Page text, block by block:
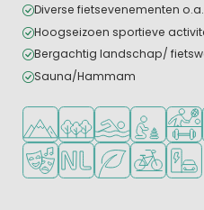
Diverse fietsevenementen
Hoogseizoen sportieve
Bergachtig landschap/
Sauna/Hammam
Ligt in de heuvels/bergen
Ligt in een bosrijke
Openlucht Veel
Animatieprogramma
Nederlandse eigenaar/
Groene ligging
Fietsverhuur